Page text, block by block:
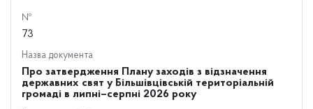
№
73
Назва документа
Про затвердження Плану заходів з відзначення
державних свят у Більшівцівській територіальній
громаді в липні–серпні 2026 року